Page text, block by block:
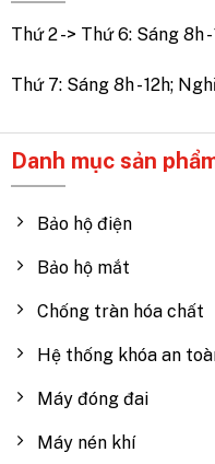
Thứ 2 -> Thứ 6: Sáng 8h -
Thứ 7: Sáng 8h - 12h;
Danh mục sản
Bảo hộ điện
Bảo hộ mắt
Chống tràn hóa chất
Hệ thống khóa an
Máy đóng đai
Máy nén khí